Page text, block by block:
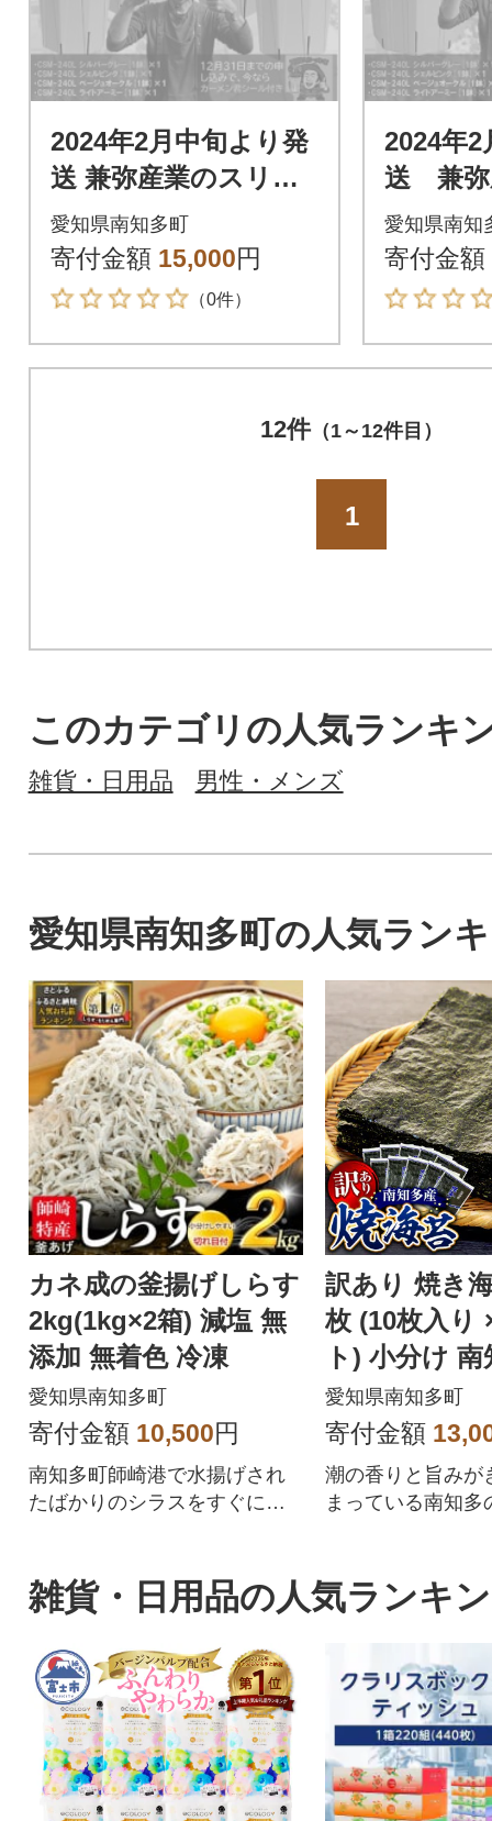
2024年2月中旬より発
送 兼弥産業のスリッ
ト鉢 CSM-240L カー
メン君オリジナルカ
ラー 4色
愛知県南知多町
寄付金額 15,000円
（0件）
2024年2
送 兼弥
ト鉢
ン君オ
ー 4色
愛知県南知
寄付金額
12件（1～12件目）
1
このカテゴリの人気ランキ
雑貨・日用品 男性・メンズ
愛知県南知多町の人気ラン
カネ成の釜揚げしらす
2kg(1kg×2箱) 減塩 無
添加 無着色 冷凍
愛知県南知多町
寄付金額 10,500円
南知多町師崎港で水揚げされ
たばかりのシラスをすぐに釜
訳あり 焼き
枚 (10枚入り
ト) 小分け
愛知県南知多町
寄付金額
潮の香りと旨みが
まっている南知多
雑貨・日用品の人気ランキ